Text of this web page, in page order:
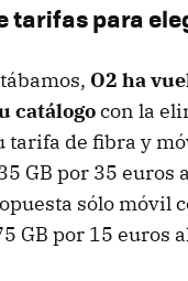
tarifas para
O2 ha
catálogocon la
tarifa de fibra y
GB por 35 euros
sólo móvil
GB por 15 euros